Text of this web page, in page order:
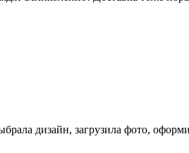
дизайн, загрузила фото,